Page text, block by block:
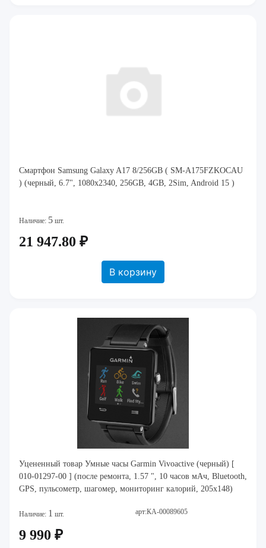
Смартфон Samsung Galaxy A17 8/256GB ( SM-A175FZKOCAU
) (черный, 6.7", 1080x2340, 256GB, 4GB, 2Sim, Android 15 )
Наличие: 5 шт.
21 947.80 ₽
В корзину
Уцененный товар Умные часы Garmin Vivoactive (черный) [
010-01297-00 ] (после ремонта, 1.57 ", 10 часов мAч, Bluetooth,
GPS, пульсометр, шагомер, мониторинг калорий, 205х148)
Наличие: 1 шт. арт:КА-00089605
9 990 ₽